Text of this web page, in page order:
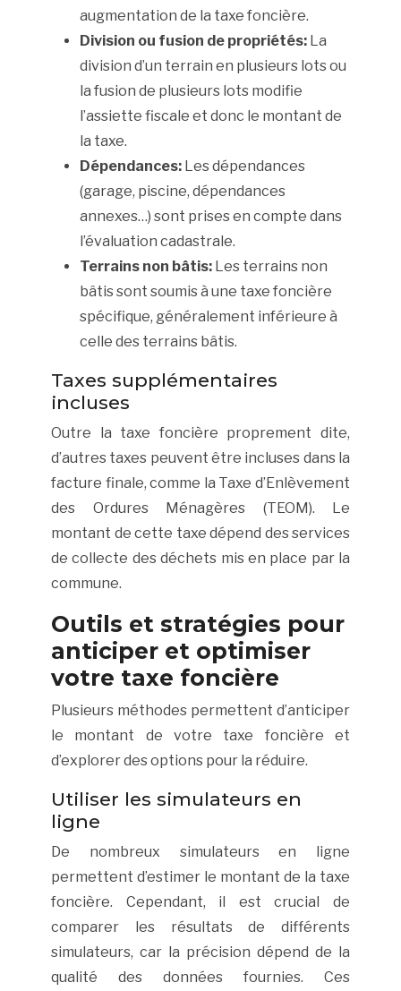
augmentation de la taxe foncière.
Division ou fusion de propriétés: La
division d’un terrain en plusieurs lots ou
la fusion de plusieurs lots modifie
l’assiette fiscale et donc le montant de
la taxe.
Dépendances: Les dépendances
(garage, piscine, dépendances
annexes…) sont prises en compte dans
l’évaluation cadastrale.
Terrains non bâtis: Les terrains non
bâtis sont soumis à une taxe foncière
spécifique, généralement inférieure à
celle des terrains bâtis.
Taxes supplémentaires
incluses
Outre la taxe foncière proprement dite,
d’autres taxes peuvent être incluses dans la
facture finale, comme la Taxe d’Enlèvement
des Ordures Ménagères (TEOM). Le
montant de cette taxe dépend des services
de collecte des déchets mis en place par la
commune.
Outils et stratégies pour
anticiper et optimiser
votre taxe foncière
Plusieurs méthodes permettent d’anticiper
le montant de votre taxe foncière et
d’explorer des options pour la réduire.
Utiliser les simulateurs en
ligne
De nombreux simulateurs en ligne
permettent d’estimer le montant de la taxe
foncière. Cependant, il est crucial de
comparer les résultats de différents
simulateurs, car la précision dépend de la
qualité des données fournies. Ces